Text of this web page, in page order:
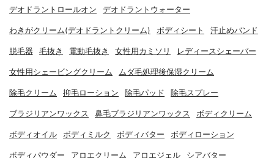
デオドラントロールオン デオドラントウォーター
わきがクリーム(デオドラントクリーム) ボディシート 汗止めバンド
脱毛器 毛抜き 電動毛抜き 女性用カミソリ レディースシェーバー
女性用シェービングクリーム ムダ毛処理後保湿クリーム
除毛クリーム 抑毛ローション 除毛パッド 除毛スプレー
ブラジリアンワックス 鼻毛ブラジリアンワックス ボディクリーム
ボディオイル ボディミルク ボディバター ボディローション
ボディパウダー アロエクリーム アロエジェル シアバター